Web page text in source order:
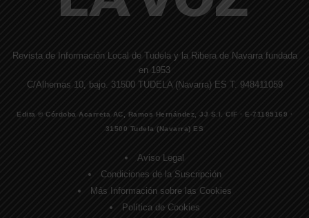
Revista de Información Local de Tudela y la Ribera de Navarra fundada
en 1953
C/Alhemas 10, bajo. 31500 TUDELA (Navarra) ES T. 948411059
Edita © Córdoba Acarreta AC, Ramos Hernández, JJ S.I. CIF · E-71185169 ·
31500 Tudela (Navarra) ES
Aviso Legal
Condiciones de la Suscripción
Más Información sobre las Cookies
Política de Cookies